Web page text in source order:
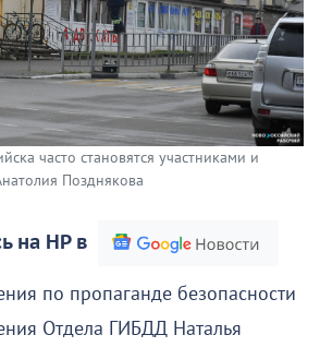
часто становятся участниками и
Позднякова
на НР в
по пропаганде безопасности
Отдела ГИБДД Наталья